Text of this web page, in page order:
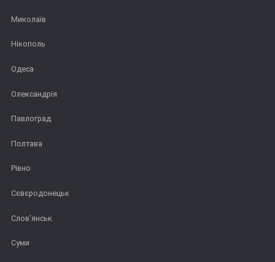
Миколаїв
Нікополь
Одеса
Олександрія
Павлоград
Полтава
Рівно
Сєвєродонецьк
Слов'янськ
Суми